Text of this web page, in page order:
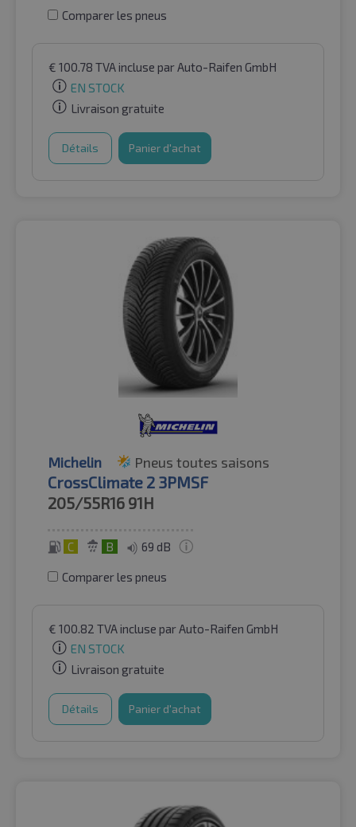
Comparer les pneus
€ 100.78 TVA incluse par Auto-Raifen GmbH
EN STOCK
Livraison gratuite
Détails Panier d'achat
Michelin Pneus toutes saisons
CrossClimate 2 3PMSF
205/55R16 91H
C B 69 dB
Comparer les pneus
€ 100.82 TVA incluse par Auto-Raifen GmbH
EN STOCK
Livraison gratuite
Détails Panier d'achat